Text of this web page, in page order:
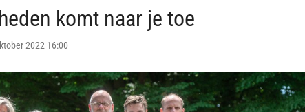
komt naar je toe
2022 16:00